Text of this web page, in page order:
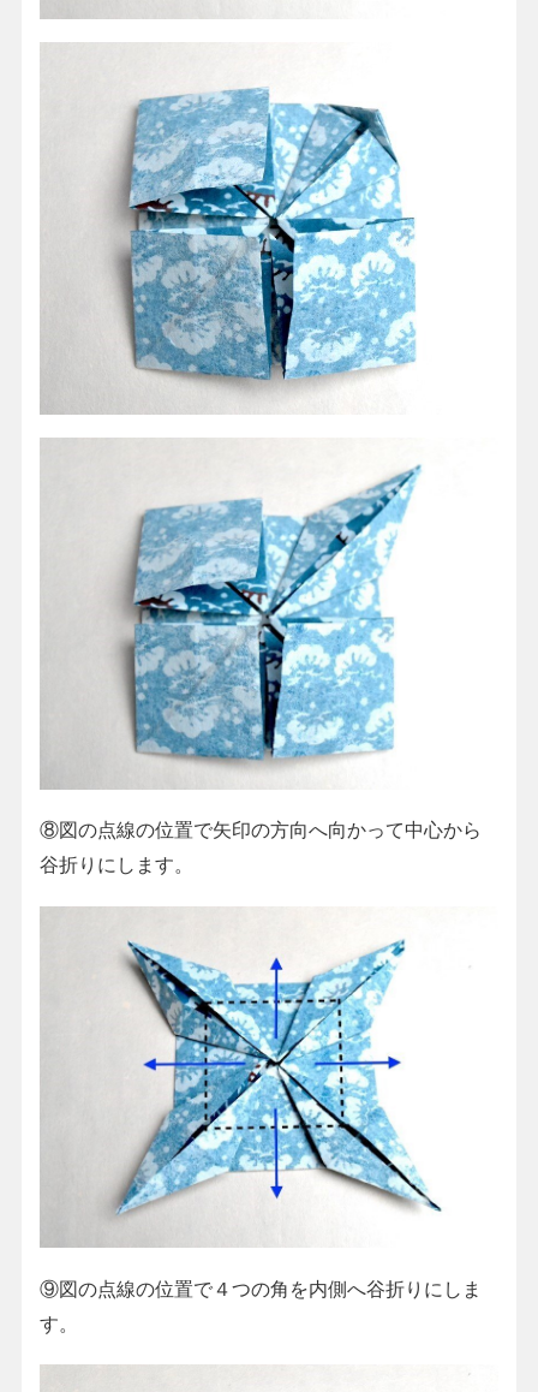
⑧図の点線の位置で矢印の方向へ向かって中心から
谷折りにします。
⑨図の点線の位置で４つの角を内側へ谷折りにしま
す。